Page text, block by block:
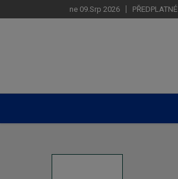
ne 09.Srp 2026 PŘEDPLATNÉ